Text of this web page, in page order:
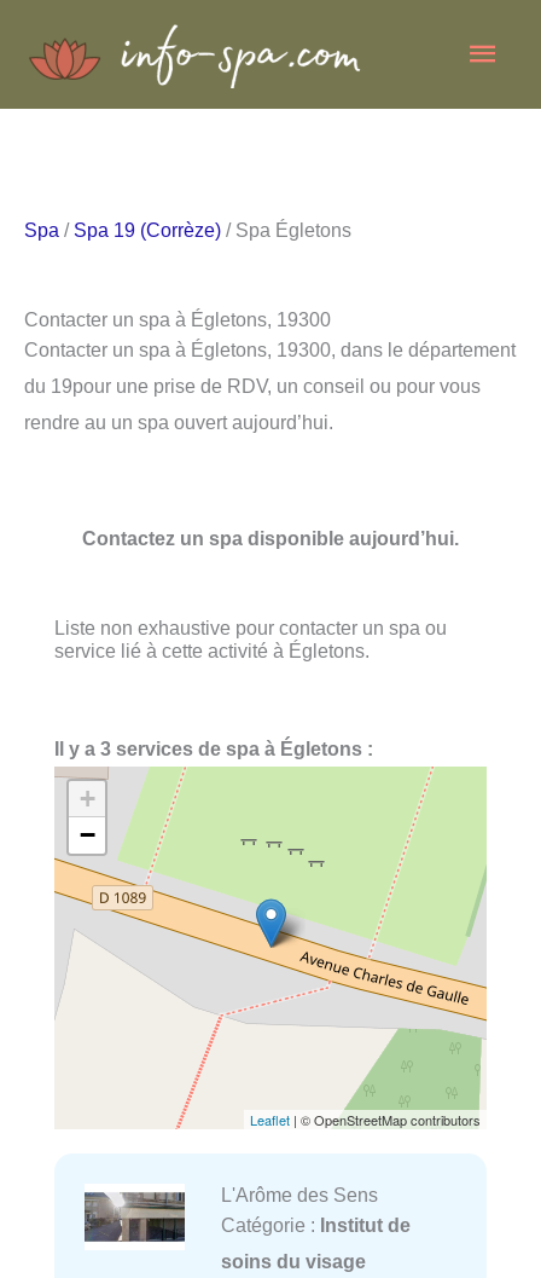
Spa / Spa 19 (Corrèze) / Spa Égletons
Contacter un spa à Égletons, 19300
Contacter un spa à Égletons, 19300, dans le département
du 19pour une prise de RDV, un conseil ou pour vous
rendre au un spa ouvert aujourd’hui.
Contactez un spa disponible aujourd’hui.
Liste non exhaustive pour contacter un spa ou
service lié à cette activité à Égletons.
Il y a 3 services de spa à Égletons :
+
−
Leaflet | © OpenStreetMap contributors
L'Arôme des Sens
Catégorie : Institut de
soins du visage